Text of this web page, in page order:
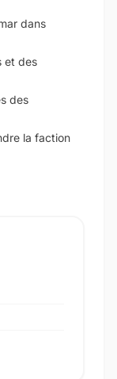
dans
et des
des
la faction